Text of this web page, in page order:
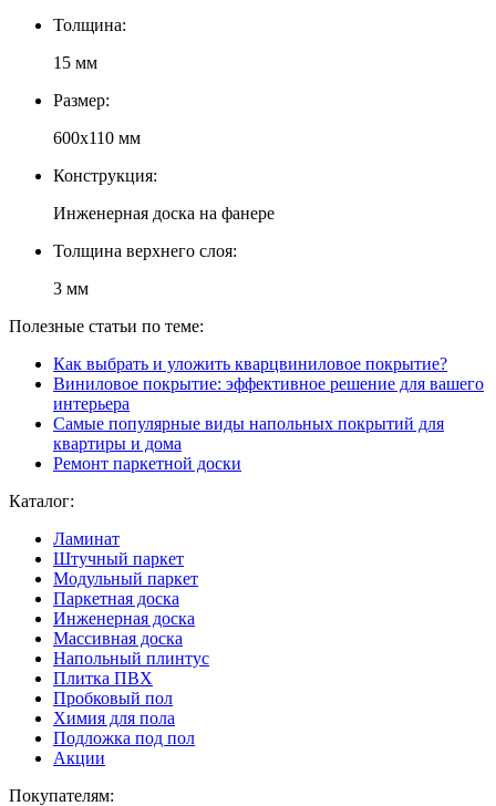
Толщина:
15 мм
Размер:
600х110 мм
Конструкция:
Инженерная доска на фанере
Толщина верхнего слоя:
3 мм
Полезные статьи по теме:
Как выбрать и уложить кварцвиниловое покрытие?
Виниловое покрытие: эффективное решение для вашего
интерьера
Самые популярные виды напольных покрытий для
квартиры и дома
Ремонт паркетной доски
Каталог:
Ламинат
Штучный паркет
Модульный паркет
Паркетная доска
Инженерная доска
Массивная доска
Напольный плинтус
Плитка ПВХ
Пробковый пол
Химия для пола
Подложка под пол
Акции
Покупателям: